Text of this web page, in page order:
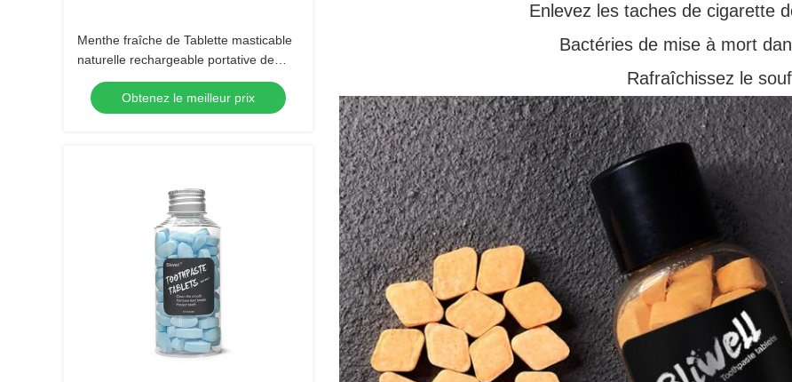
Menthe fraîche de Tablette masticable
naturelle rechargeable portative de
pâte dentifrice pour le voyage
Obtenez le meilleur prix
Enlevez les taches de cigarette
Bactéries de mise à mort
Rafraîchissez le